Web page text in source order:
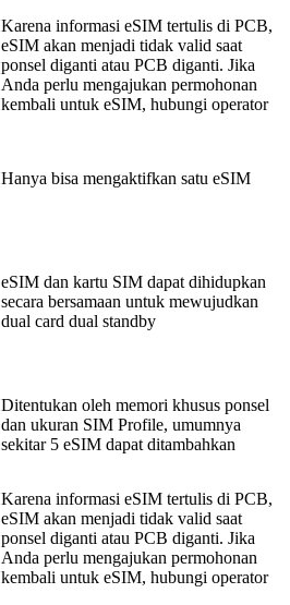
Karena informasi eSIM tertulis di PCB,
eSIM akan menjadi tidak valid saat
ponsel diganti atau PCB diganti. Jika
Anda perlu mengajukan permohonan
kembali untuk eSIM, hubungi operator
Hanya bisa mengaktifkan satu eSIM
eSIM dan kartu SIM dapat dihidupkan
secara bersamaan untuk mewujudkan
dual card dual standby
Ditentukan oleh memori khusus ponsel
dan ukuran SIM Profile, umumnya
sekitar 5 eSIM dapat ditambahkan
Karena informasi eSIM tertulis di PCB,
eSIM akan menjadi tidak valid saat
ponsel diganti atau PCB diganti. Jika
Anda perlu mengajukan permohonan
kembali untuk eSIM, hubungi operator